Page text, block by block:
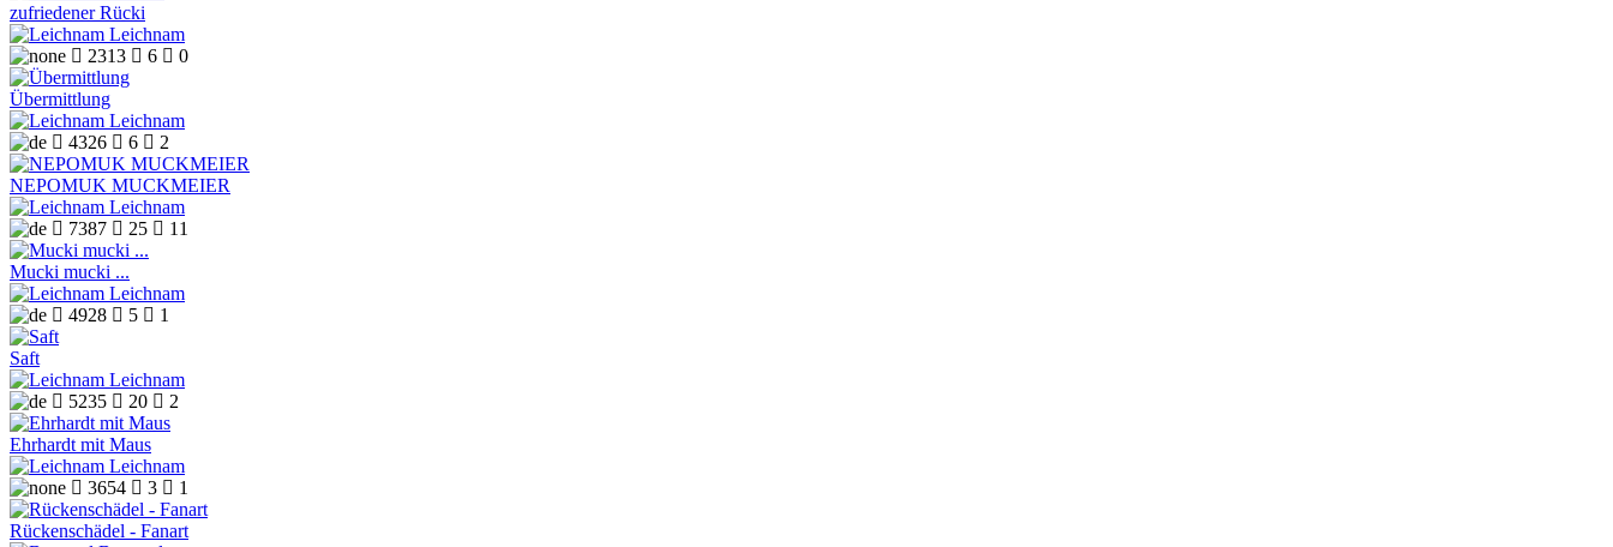
zufriedener Rücki
Leichnam
 2313  6  0
Übermittlung
Leichnam
 4326  6  2
NEPOMUK MUCKMEIER
Leichnam
 7387  25  11
Mucki mucki ...
Leichnam
 4928  5  1
Saft
Leichnam
 5235  20  2
Ehrhardt mit Maus
Leichnam
 3654  3  1
Rückenschädel - Fanart